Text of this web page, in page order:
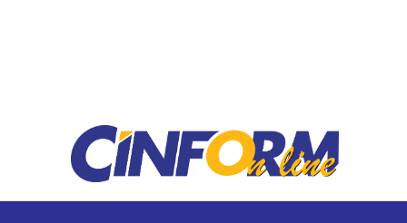
Classificados